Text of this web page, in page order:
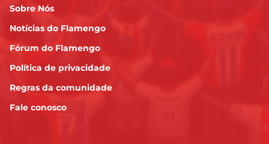
Sobre Nós
Notícias do Flamengo
Fórum do Flamengo
Política de privacidade
Regras da comunidade
Fale conosco